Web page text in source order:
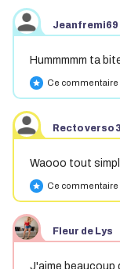
Jeanfremi69
Hummmmm ta
star Ce commentaire
Recto verso
Waooo tout
star Ce commentaire
Fleur de Lys
J'aime